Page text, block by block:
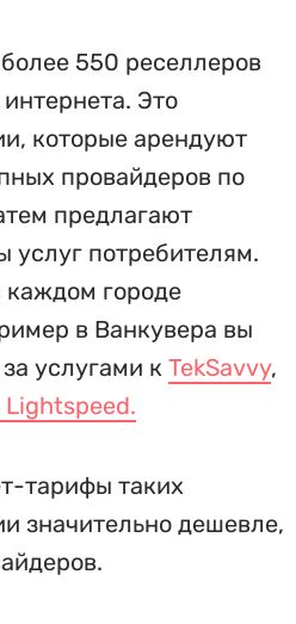
550 реселлеров
Это
которые арендуют
провайдеров по
предлагают
услуг потребителям.
городе
в Ванкувера вы
услугами к TekSavvy,
тарифы таких
значительно дешевле,